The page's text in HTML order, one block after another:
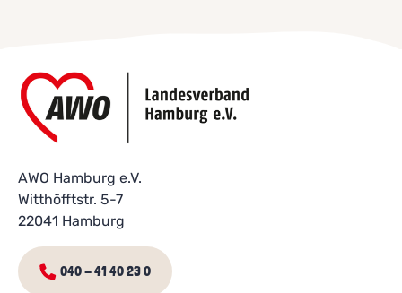
AWO Hamburg e.V.
Witthöfftstr. 5-7
22041 Hamburg
040 - 41 40 23 0